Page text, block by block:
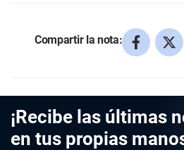
Compartir la nota:
¡Recibe las últimas
en tus propias